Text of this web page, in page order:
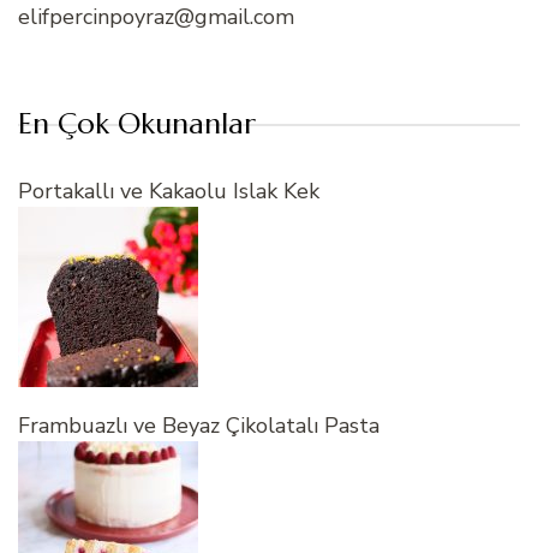
elifpercinpoyraz@gmail.com
En Çok Okunanlar
Portakallı ve Kakaolu Islak Kek
Frambuazlı ve Beyaz Çikolatalı Pasta